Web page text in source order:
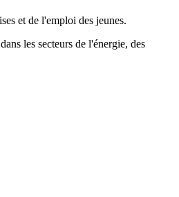
et de l'emploi des jeunes.
les secteurs de l'énergie, des